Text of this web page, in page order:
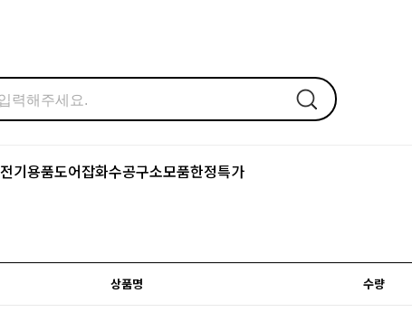
전기용품도어잡화수공구소모품한정특가
상품명 수량